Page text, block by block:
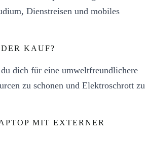
Dienstreisen und mobiles
KAUF?
dich für eine umweltfreundlichere
zu schonen und Elektroschrott zu
MIT EXTERNER